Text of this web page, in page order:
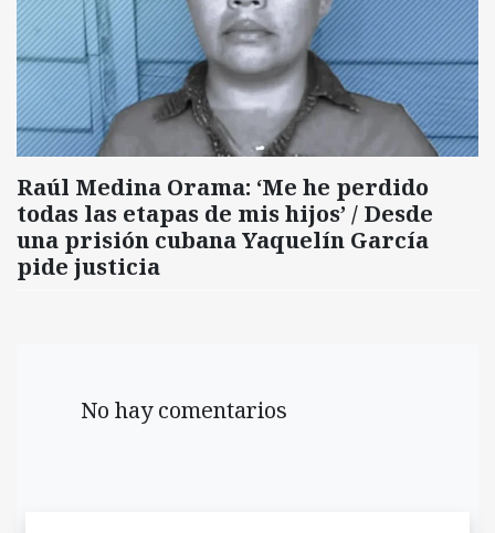
Raúl Medina Orama: ‘Me he perdido
todas las etapas de mis hijos’ / Desde
una prisión cubana Yaquelín García
pide justicia
No hay comentarios